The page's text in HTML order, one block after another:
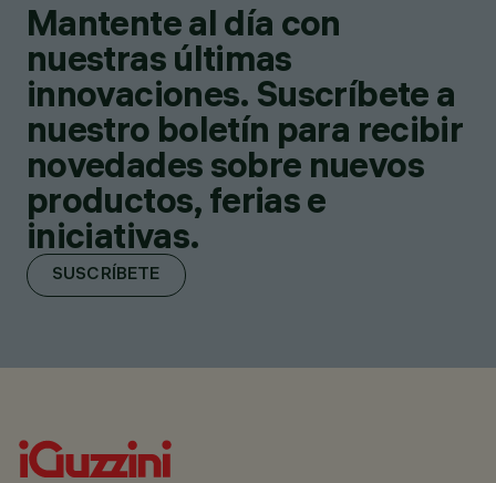
Mantente al día con
nuestras últimas
innovaciones. Suscríbete a
nuestro boletín para recibir
novedades sobre nuevos
productos, ferias e
iniciativas.
SUSCRÍBETE